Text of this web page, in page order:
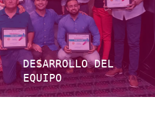
DESARROLLO DEL
EQUIPO